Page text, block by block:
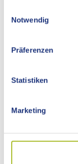
Notwendig
Präferenzen
Statistiken
Marketing
Kontaktstelle
für die
Teilhabe von
Information
Unternehmen,